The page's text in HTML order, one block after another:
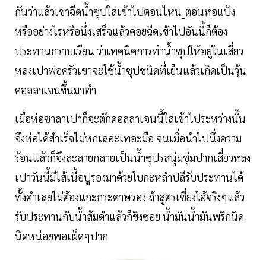
กันว่าแล้วเขาฉีดน้ำซุปใส่เข้าไปตอนไหน_ตอนห่อแป้ง
หรืออย่างไรหรือนึ่งเสร็จแล้วค่อยฉีดเข้าไปอันนี้ก็ต้อง
ประทานกราบเรียน ว่าเทคนิคการทำน้ำซุปให้อยู่ในเสี่ยว
หลงเปาพ่อครัวเขาจะใช้น้ำซุปชนิดที่เย็นแล้วเกิดเป็นวุ้น
คอลลาเจนขึ้นมาทำ
เมื่อห่อซาลาเปาก็จะตักคอลลาเจนนี้ใส่เข้าไประหว่างนั้น
จึงห่อได้สำเร็จไม่หกเลอะเทอะมือ จนเมื่อนำไปนึ่งความ
ร้อนแล้วก็จึงละลายกลายเป็นน้ำซุปรสนุ่มชุ่มปากเสี่ยวหลง
เปาวันนี้มีไส้เนื้อปูรองมาด้วยใบกะหล่ำปลีรับประทานได้
ทั้งคำเลยไม่ต้องแกะกระดาษรอง ถ้าสูตรเซี่ยงไฮ้จริงๆแล้ว
รับประทานกับน้ำส้มดำแล้วก็ขิงซอย น้ำมันน้ำมันพริกนิด
นิดหน่อยพอเผ็ดๆปาก